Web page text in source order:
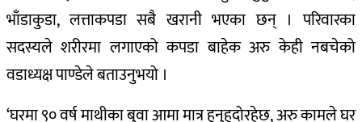
भाँडाकुडा, लत्ताकपडा सबै खरानी भएका छन् । परिवारका
सदस्यले शरीरमा लगाएको कपडा बाहेक अरु केही नबचेको
वडाध्यक्ष पाण्डेले बताउनुभयो ।
‘घरमा ९० वर्ष माथीका बुवा आमा मात्र हुनुहुदोरहेछ, अरु कामले घर